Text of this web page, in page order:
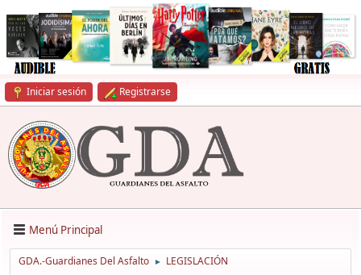
Iniciar sesión Registrarse
Menú Principal
GDA.-Guardianes Del Asfalto ► LEGISLACIÓN